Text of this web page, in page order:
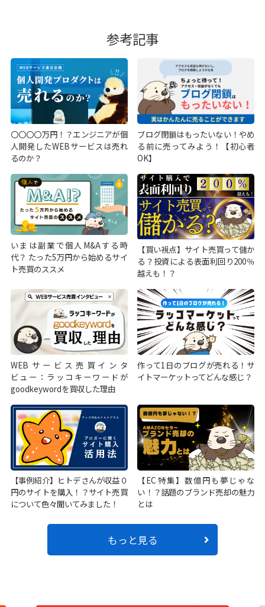
参考記事
〇〇〇〇万円！？エンジニアが個
人開発したWEBサービスは売れ
るのか？
ブログ閉鎖はもったいない！やめ
る前に売ってみよう！【初心者
OK】
いまは副業で個人M&Aする時
代？ たった5万円から始めるサイ
ト売買のススメ
【買い視点】サイト売買って儲か
る？投資による表面利回り200％
越えも！？
WEBサービス売買インタ
ビュー：ラッコキーワードが
goodkeywordを買収した理由
作って1日のブログが売れる！サ
イトマーケットってどんな感じ？
【事例紹介】ヒトデさんが収益０
円のサイトを購入！？サイト売買
について色々聞いてみました！
【EC特集】数億円も夢じゃな
い！？話題のブランド売却の魅力
とは
もっと見る